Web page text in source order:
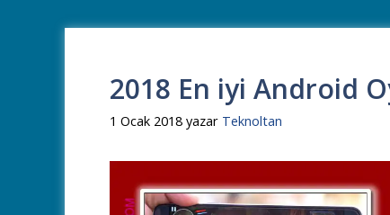
2018 En iyi Android
1 Ocak 2018 yazar Teknoltan